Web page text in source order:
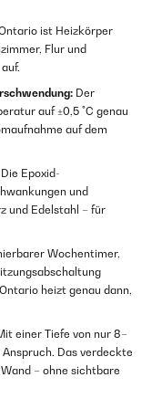
ist Heizkörper
Flur und
Der
auf ±0,5 °C genau
auf dem
Die Epoxid-
und
und Edelstahl – für
Wochentimer,
heizt genau dann,
einer Tiefe von nur 8–
Das verdeckte
– ohne sichtbare